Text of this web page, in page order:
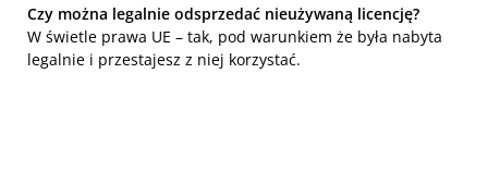
Czy można legalnie odsprzedać nieużywaną licencję?
W świetle prawa UE – tak, pod warunkiem że była nabyta
legalnie i przestajesz z niej korzystać.